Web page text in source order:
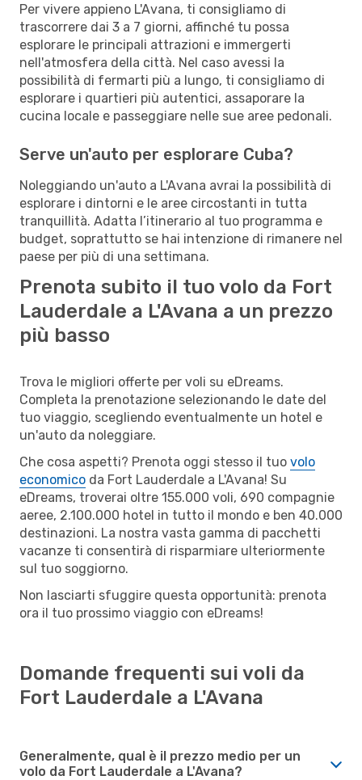
Per vivere appieno L'Avana, ti consigliamo di
trascorrere dai 3 a 7 giorni, affinché tu possa
esplorare le principali attrazioni e immergerti
nell'atmosfera della città. Nel caso avessi la
possibilità di fermarti più a lungo, ti consigliamo di
esplorare i quartieri più autentici, assaporare la
cucina locale e passeggiare nelle sue aree pedonali.
Serve un'auto per esplorare Cuba?
Noleggiando un'auto a L'Avana avrai la possibilità di
esplorare i dintorni e le aree circostanti in tutta
tranquillità. Adatta l’itinerario al tuo programma e
budget, soprattutto se hai intenzione di rimanere nel
paese per più di una settimana.
Prenota subito il tuo volo da Fort
Lauderdale a L'Avana a un prezzo
più basso
Trova le migliori offerte per voli su eDreams.
Completa la prenotazione selezionando le date del
tuo viaggio, scegliendo eventualmente un hotel e
un'auto da noleggiare.
Che cosa aspetti? Prenota oggi stesso il tuo volo
economico da Fort Lauderdale a L'Avana! Su
eDreams, troverai oltre 155.000 voli, 690 compagnie
aeree, 2.100.000 hotel in tutto il mondo e ben 40.000
destinazioni. La nostra vasta gamma di pacchetti
vacanze ti consentirà di risparmiare ulteriormente
sul tuo soggiorno.
Non lasciarti sfuggire questa opportunità: prenota
ora il tuo prossimo viaggio con eDreams!
Domande frequenti sui voli da
Fort Lauderdale a L'Avana
Generalmente, qual è il prezzo medio per un
volo da Fort Lauderdale a L'Avana?